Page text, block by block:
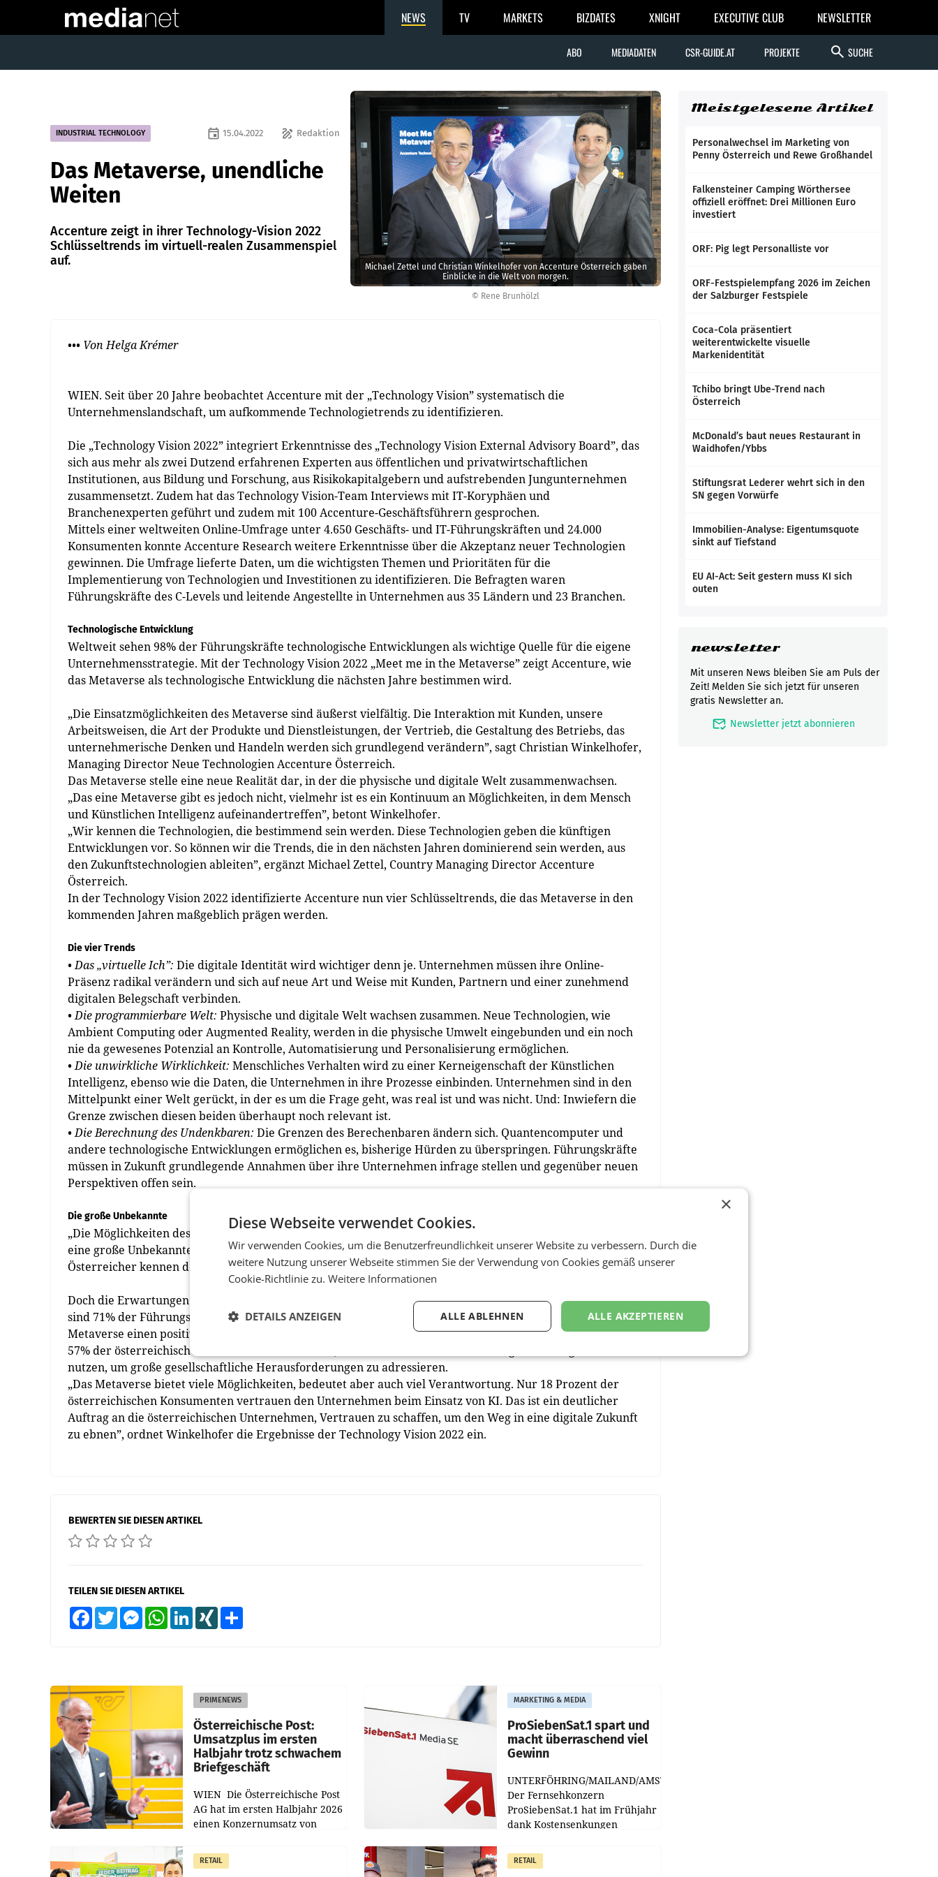
NEWS TV MARKETS BIZDATES XNIGHT EXECUTIVE CLUB NEWSLETTER
ABO MEDIADATEN CSR-GUIDE.AT PROJEKTE search SUCHE
© Rene Brunhölzl
Michael Zettel und Christian Winkelhofer von Accenture Österreich gaben
Einblicke in die Welt von morgen.
INDUSTRIAL TECHNOLOGY draw Redaktion
event 15.04.2022
Das Metaverse, unendliche
Weiten
Accenture zeigt in ihrer Technology-Vision 2022
Schlüsseltrends im virtuell-realen Zusammenspiel
auf.
••• Von Helga Krémer
WIEN. Seit über 20 Jahre beobachtet Accenture mit der „Technology Vision” systematisch die
Unternehmenslandschaft, um aufkommende Technologietrends zu identifizieren.
Die „Technology Vision 2022” integriert Erkenntnisse des „Technology Vision External Advisory Board”, das
sich aus mehr als zwei Dutzend erfahrenen Experten aus öffentlichen und privatwirtschaftlichen
Institutionen, aus Bildung und Forschung, aus Risikokapitalgebern und aufstrebenden Jungunternehmen
zusammensetzt. Zudem hat das Technology Vision-Team Interviews mit IT-Koryphäen und
Branchenexperten geführt und zudem mit 100 Accenture-Geschäftsführern gesprochen.
Mittels einer weltweiten Online-Umfrage unter 4.650 Geschäfts- und IT-Führungskräften und 24.000
Konsumenten konnte Accenture Research weitere Erkenntnisse über die Akzeptanz neuer Technologien
gewinnen. Die Umfrage lieferte Daten, um die wichtigsten Themen und Prioritäten für die
Implementierung von Technologien und Investitionen zu identifizieren. Die Befragten waren
Führungskräfte des C-Levels und leitende Angestellte in Unternehmen aus 35 Ländern und 23 Branchen.
Technologische Entwicklung
Weltweit sehen 98% der Führungskräfte technologische Entwicklungen als wichtige Quelle für die eigene
Unternehmensstrategie. Mit der Technology Vision 2022 „Meet me in the Metaverse” zeigt Accenture, wie
das Metaverse als technologische Entwicklung die nächsten Jahre bestimmen wird.
„Die Einsatzmöglichkeiten des Metaverse sind äußerst vielfältig. Die Interaktion mit Kunden, unsere
Arbeitsweisen, die Art der Produkte und Dienstleistungen, der Vertrieb, die Gestaltung des Betriebs, das
unternehmerische Denken und Handeln werden sich grundlegend verändern”, sagt Christian Winkelhofer,
Managing Director Neue Technologien Accenture Österreich.
Das Metaverse stelle eine neue Realität dar, in der die physische und digitale Welt zusammenwachsen.
„Das eine Metaverse gibt es jedoch nicht, vielmehr ist es ein Kontinuum an Möglichkeiten, in dem Mensch
und Künstlichen Intelligenz aufeinandertreffen”, betont Winkelhofer.
„Wir kennen die Technologien, die bestimmend sein werden. Diese Technologien geben die künftigen
Entwicklungen vor. So können wir die Trends, die in den nächsten Jahren dominierend sein werden, aus
den Zukunftstechnologien ableiten”, ergänzt Michael Zettel, Country Managing Director Accenture
Österreich.
In der Technology Vision 2022 identifizierte Accenture nun vier Schlüsseltrends, die das Metaverse in den
kommenden Jahren maßgeblich prägen werden.
Die vier Trends
• Das „virtuelle Ich”: Die digitale Identität wird wichtiger denn je. Unternehmen müssen ihre Online-
Präsenz radikal verändern und sich auf neue Art und Weise mit Kunden, Partnern und einer zunehmend
digitalen Belegschaft verbinden.
• Die programmierbare Welt: Physische und digitale Welt wachsen zusammen. Neue Technologien, wie
Ambient Computing oder Augmented Reality, werden in die physische Umwelt eingebunden und ein noch
nie da gewesenes Potenzial an Kontrolle, Automatisierung und Personalisierung ermöglichen.
• Die unwirkliche Wirklichkeit: Menschliches Verhalten wird zu einer Kerneigenschaft der Künstlichen
Intelligenz, ebenso wie die Daten, die Unternehmen in ihre Prozesse einbinden. Unternehmen sind in den
Mittelpunkt einer Welt gerückt, in der es um die Frage geht, was real ist und was nicht. Und: Inwiefern die
Grenze zwischen diesen beiden überhaupt noch relevant ist.
• Die Berechnung des Undenkbaren: Die Grenzen des Berechenbaren ändern sich. Quantencomputer und
andere technologische Entwicklungen ermöglichen es, bisherige Hürden zu überspringen. Führungskräfte
müssen in Zukunft grundlegende Annahmen über ihre Unternehmen infrage stellen und gegenüber neuen
Perspektiven offen sein.
Die große Unbekannte
„Die Möglichkeiten des Metaverse sind geradezu unbegrenzt. Für viele ist das Metaverse allerdings noch
eine große Unbekannte”, betont Christian Winkelhofer. 73% der befragten Östereicherinnen und
Österreicher kennen den Begriff Metaverse entweder gar nicht oder wissen nicht, was er bedeutet.
Doch die Erwartungen an technologische Entwicklungen sind groß, bei UnternehmenundKonsumenten. So
sind 71% der Führungskräfte weltweit und 43% der Führungskräfte in Österreich überzeugt, dass das
Metaverse einen positiven Einfluss auf ihr Unternehmen haben wird.
57% der österreichischen Konsumenten erwarten, dass Unternehmen die technologischen Möglichkeiten
nutzen, um große gesellschaftliche Herausforderungen zu adressieren.
„Das Metaverse bietet viele Möglichkeiten, bedeutet aber auch viel Verantwortung. Nur 18 Prozent der
österreichischen Konsumenten vertrauen den Unternehmen beim Einsatz von KI. Das ist ein deutlicher
Auftrag an die österreichischen Unternehmen, Vertrauen zu schaffen, um den Weg in eine digitale Zukunft
zu ebnen”, ordnet Winkelhofer die Ergebnisse der Technology Vision 2022 ein.
BEWERTEN SIE DIESEN ARTIKEL
TEILEN SIE DIESEN ARTIKEL
FacebookTwitter MessengerWhatsAppLinkedInXING
PRIMENEWS
Österreichische Post:
Umsatzplus im ersten
Halbjahr trotz schwachem
Briefgeschäft
WIEN Die Österreichische Post
AG hat im ersten Halbjahr 2026
einen Konzernumsatz von
erwirtschaftet, was einem Plus
von 3,8 Prozent gegenüber
MARKETING & MEDIA
ProSiebenSat.1 spart und
macht überraschend viel
Gewinn
UNTERFÖHRING/MAILAND/AMSTERDAM.
Der Fernsehkonzern
ProSiebenSat.1 hat im Frühjahr
dank Kostensenkungen
gemacht und die
Markterwartung deutlich
RETAIL RETAIL
Meistgelesene Artikel
Personalwechsel im Marketing von
Penny Österreich und Rewe Großhandel
Falkensteiner Camping Wörthersee
offiziell eröffnet: Drei Millionen Euro
investiert
ORF: Pig legt Personalliste vor
ORF-Festspielempfang 2026 im Zeichen
der Salzburger Festspiele
Coca-Cola präsentiert
weiterentwickelte visuelle
Markenidentität
Tchibo bringt Ube-Trend nach
Österreich
McDonald’s baut neues Restaurant in
Waidhofen/Ybbs
Stiftungsrat Lederer wehrt sich in den
SN gegen Vorwürfe
Immobilien-Analyse: Eigentumsquote
sinkt auf Tiefstand
EU AI-Act: Seit gestern muss KI sich
outen
newsletter
Mit unseren News bleiben Sie am Puls der
Zeit! Melden Sie sich jetzt für unseren
gratis Newsletter an.
mark_email_read Newsletter jetzt abonnieren
×
Diese Webseite verwendet Cookies.
Wir verwenden Cookies, um die Benutzerfreundlichkeit unserer Website zu verbessern. Durch die
weitere Nutzung unserer Webseite stimmen Sie der Verwendung von Cookies gemäß unserer
Cookie-Richtlinie zu. Weitere Informationen
ALLE AKZEPTIEREN
ALLE ABLEHNEN
DETAILS ANZEIGEN